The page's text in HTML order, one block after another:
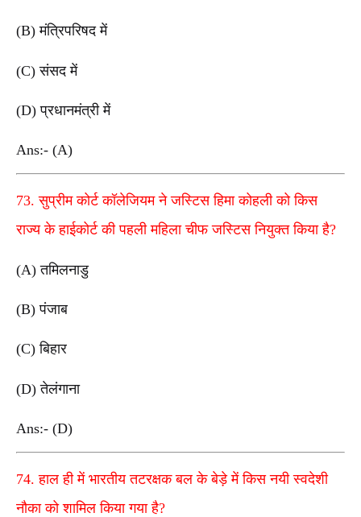
(B) मंत्रिपरिषद में
(C) संसद में
(D) प्रधानमंत्री में
Ans:- (A)
73. सुप्रीम कोर्ट कॉलेजियम ने जस्टिस हिमा कोहली को किस
राज्य के हाईकोर्ट की पहली महिला चीफ जस्टिस नियुक्त किया है?
(A) तमिलनाडु
(B) पंजाब
(C) बिहार
(D) तेलंगाना
Ans:- (D)
74. हाल ही में भारतीय तटरक्षक बल के बेड़े में किस नयी स्वदेशी
नौका को शामिल किया गया है?